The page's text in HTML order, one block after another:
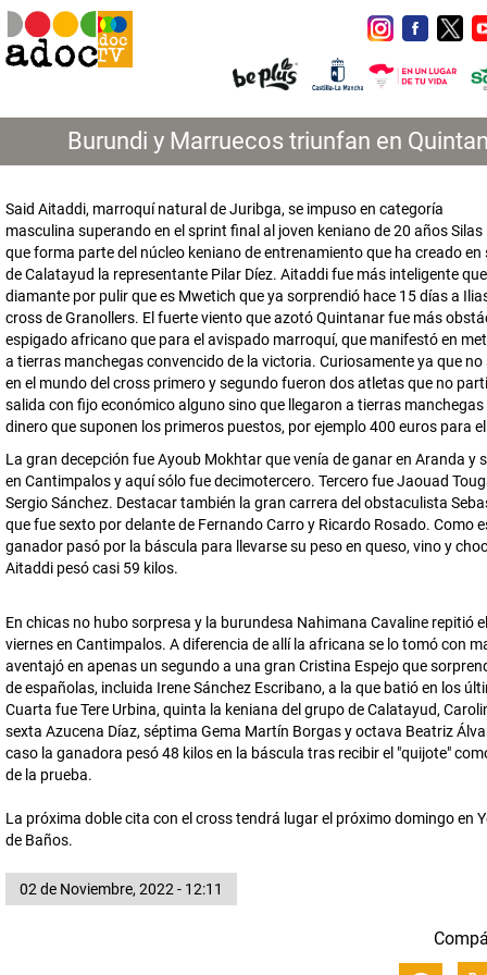
Burundi y Marruecos triunfan en
Said Aitaddi, marroquí natural de Juribga, se impuso en categoría
masculina superando en el sprint final al joven keniano de 20 años
que forma parte del núcleo keniano de entrenamiento que ha creado en
de Calatayud la representante Pilar Díez. Aitaddi fue más inteligente
diamante por pulir que es Mwetich que ya sorprendió hace 15 días a
cross de Granollers. El fuerte viento que azotó Quintanar fue más
espigado africano que para el avispado marroquí, que manifestó en
a tierras manchegas convencido de la victoria. Curiosamente ya que no
en el mundo del cross primero y segundo fueron dos atletas que no
salida con fijo económico alguno sino que llegaron a tierras manchegas
dinero que suponen los primeros puestos, por ejemplo 400 euros para
La gran decepción fue Ayoub Mokhtar que venía de ganar en Aranda y
en Cantimpalos y aquí sólo fue decimotercero. Tercero fue Jaouad
Sergio Sánchez. Destacar también la gran carrera del obstaculista
que fue sexto por delante de Fernando Carro y Ricardo Rosado. Como
ganador pasó por la báscula para llevarse su peso en queso, vino y
Aitaddi pesó casi 59 kilos.
En chicas no hubo sorpresa y la burundesa Nahimana Cavaline repitió
viernes en Cantimpalos. A diferencia de allí la africana se lo tomó con
aventajó en apenas un segundo a una gran Cristina Espejo que
de españolas, incluida Irene Sánchez Escribano, a la que batió en los
Cuarta fue Tere Urbina, quinta la keniana del grupo de Calatayud,
sexta Azucena Díaz, séptima Gema Martín Borgas y octava Beatriz
caso la ganadora pesó 48 kilos en la báscula tras recibir el "quijote"
de la prueba.
La próxima doble cita con el cross tendrá lugar el próximo domingo en
de Baños.
02 de Noviembre, 2022 - 12:11